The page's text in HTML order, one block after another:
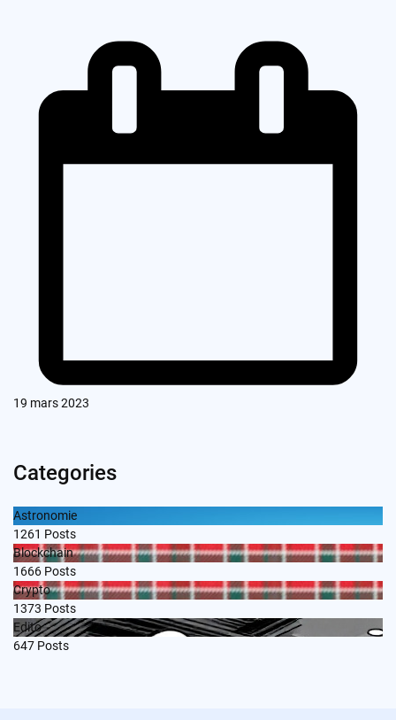
19 mars 2023
Categories
Astronomie
1261 Posts
Blockchain
1666 Posts
Crypto
1373 Posts
Edito
647 Posts